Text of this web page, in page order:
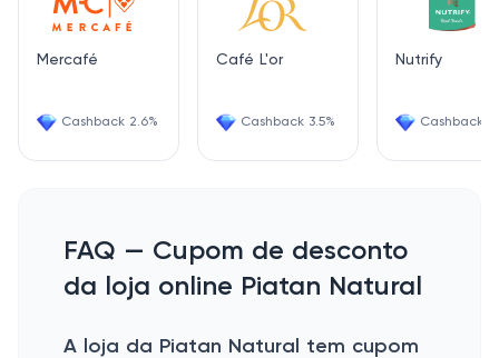
Mercafé
Cashback 2.6%
Café L'or
Cashback 3.5%
Nutrify
Cashback
FAQ — Cupom de desconto
da loja online Piatan Natural
A loja da Piatan Natural tem cupom